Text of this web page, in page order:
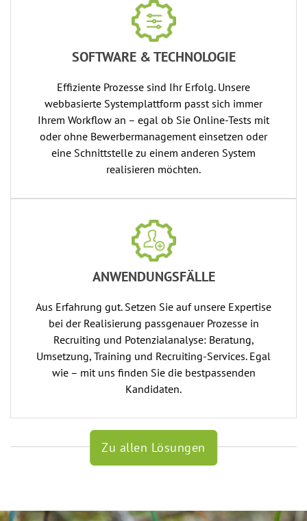
SOFTWARE & TECHNOLOGIE
Effiziente Prozesse sind Ihr Erfolg. Unsere
webbasierte Systemplattform passt sich immer
Ihrem Workflow an – egal ob Sie Online-Tests mit
oder ohne Bewerbermanagement einsetzen oder
eine Schnittstelle zu einem anderen System
realisieren möchten.
ANWENDUNGSFÄLLE
Aus Erfahrung gut. Setzen Sie auf unsere Expertise
bei der Realisierung passgenauer Prozesse in
Recruiting und Potenzialanalyse: Beratung,
Umsetzung, Training und Recruiting-Services. Egal
wie – mit uns finden Sie die bestpassenden
Kandidaten.
Zu allen Lösungen